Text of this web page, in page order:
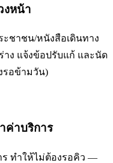
งหน้า
ะชาชน/หนังสือเดินทาง
าง แจ้งข้อปรับแก้ และนัด
รอข้ามวัน)
ค่าบริการ
ร ทำให้ไม่ต้องรอคิว —